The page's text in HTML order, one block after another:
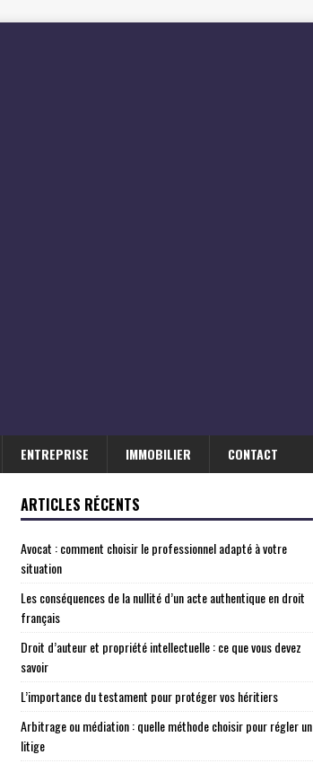
ENTREPRISE IMMOBILIER CONTACT
ARTICLES RÉCENTS
Avocat : comment choisir le professionnel adapté à votre
situation
Les conséquences de la nullité d’un acte authentique en droit
français
Droit d’auteur et propriété intellectuelle : ce que vous devez
savoir
L’importance du testament pour protéger vos héritiers
Arbitrage ou médiation : quelle méthode choisir pour régler un
litige